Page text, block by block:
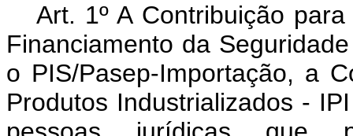
Art. 1º A Contribuição
Financiamento da
o PIS/Pasep-Importação, a
Produtos Industrializados -